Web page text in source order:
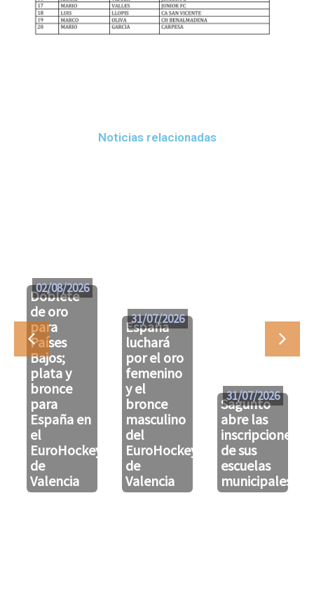
Noticias relacionadas
Doblete
de oro
para
Países
Bajos;
plata y
bronce
para
España en
el
EuroHockeyU21
de
Valencia
02/08/2026
España
luchará
por el oro
femenino
y el
bronce
masculino
del
EuroHockeyU21
de
Valencia
31/07/2026
Sagunto
abre las
inscripciones
de sus
escuelas
municipales
31/07/2026